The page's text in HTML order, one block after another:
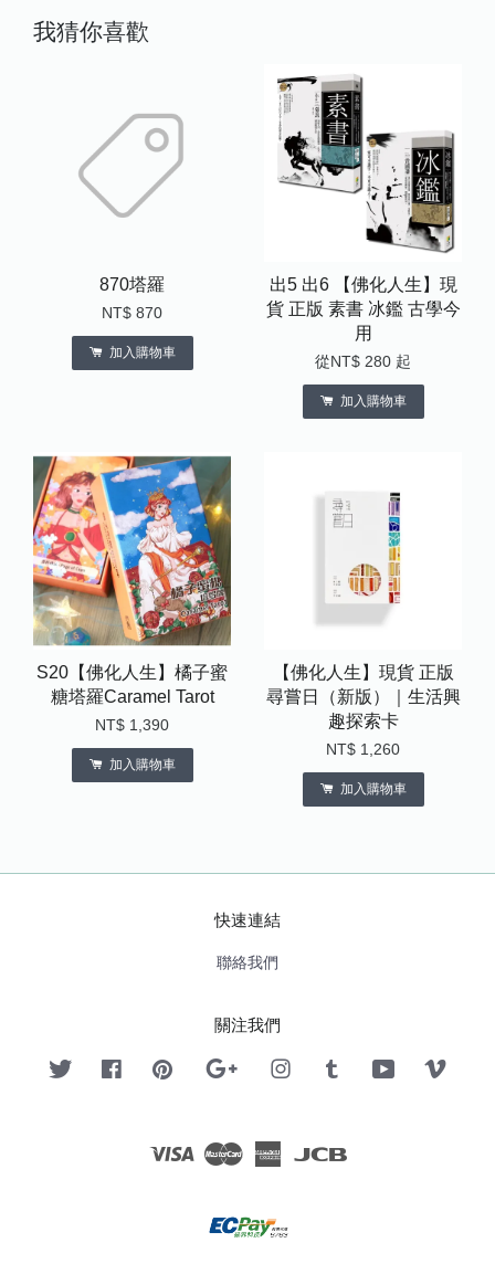
我猜你喜歡
870塔羅
NT$ 870
加入購物車
出5 出6 【佛化人生】現
貨 正版 素書 冰鑑 古學今
用
從NT$ 280 起
加入購物車
S20【佛化人生】橘子蜜
糖塔羅Caramel Tarot
NT$ 1,390
加入購物車
【佛化人生】現貨 正版
尋嘗日（新版）｜生活興
趣探索卡
NT$ 1,260
加入購物車
快速連結
聯絡我們
關注我們
Twitter FacebookPinterest Google InstagramTumblr YouTube
Visa Master American